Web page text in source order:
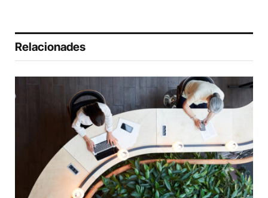
Relacionades